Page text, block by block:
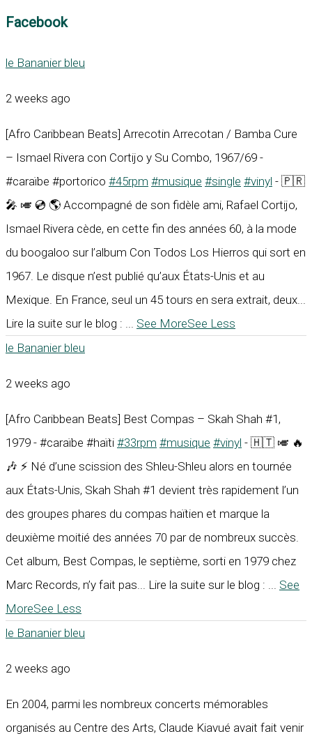
Facebook
le Bananier bleu
2 weeks ago
[Afro Caribbean Beats] Arrecotin Arrecotan / Bamba Cure
– Ismael Rivera con Cortijo y Su Combo, 1967/69 -
#caraïbe #portorico #45rpm #musique #single #vinyl - 🇵🇷
🎤 🎺 💿 🌎 Accompagné de son fidèle ami, Rafael Cortijo,
Ismael Rivera cède, en cette fin des années 60, à la mode
du boogaloo sur l’album Con Todos Los Hierros qui sort en
1967. Le disque n’est publié qu’aux États-Unis et au
Mexique. En France, seul un 45 tours en sera extrait, deux...
Lire la suite sur le blog : ... See MoreSee Less
le Bananier bleu
2 weeks ago
[Afro Caribbean Beats] Best Compas – Skah Shah #1,
1979 - #caraïbe #haïti #33rpm #musique #vinyl - 🇭🇹 🎺 🔥
🎶 ⚡ Né d’une scission des Shleu-Shleu alors en tournée
aux États-Unis, Skah Shah #1 devient très rapidement l’un
des groupes phares du compas haïtien et marque la
deuxième moitié des années 70 par de nombreux succès.
Cet album, Best Compas, le septième, sorti en 1979 chez
Marc Records, n’y fait pas... Lire la suite sur le blog : ... See
MoreSee Less
le Bananier bleu
2 weeks ago
En 2004, parmi les nombreux concerts mémorables
organisés au Centre des Arts, Claude Kiavué avait fait venir